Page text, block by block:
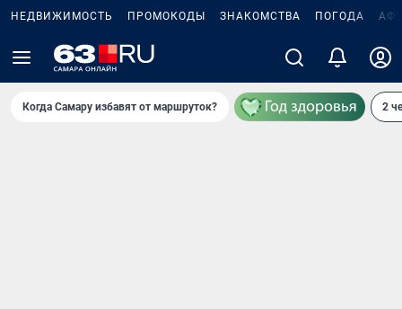
НЕДВИЖИМОСТЬ ПРОМОКОДЫ ЗНАКОМСТВА ПОГОДА
Когда Самару избавят от маршруток? 2